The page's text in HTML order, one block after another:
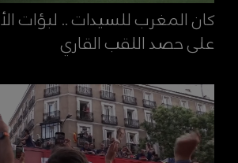
كان المغرب للسيدات .. لبؤات
على حصد اللقب القاري